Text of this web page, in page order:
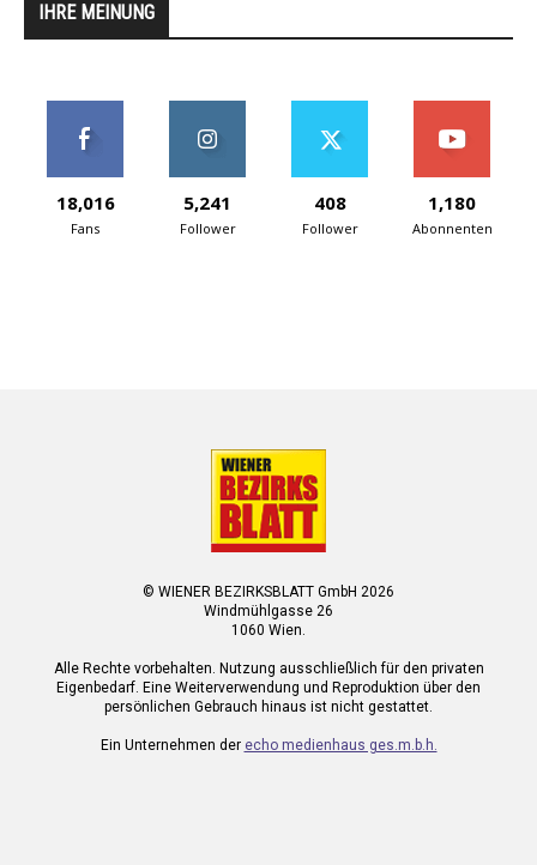
IHRE MEINUNG
18,016
Fans
5,241
Follower
408
Follower
1,180
Abonnenten
© WIENER BEZIRKSBLATT GmbH 2026
Windmühlgasse 26
1060 Wien.
Alle Rechte vorbehalten. Nutzung ausschließlich für den privaten
Eigenbedarf. Eine Weiterverwendung und Reproduktion über den
persönlichen Gebrauch hinaus ist nicht gestattet.
Ein Unternehmen der echo medienhaus ges.m.b.h.